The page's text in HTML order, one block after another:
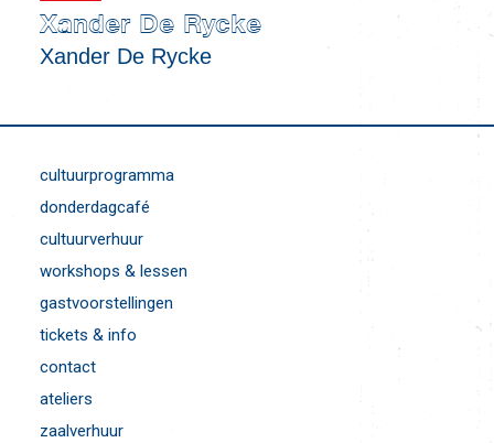
Xander De Rycke
Xander De Rycke
cultuurprogramma
donderdagcafé
cultuurverhuur
workshops & lessen
gastvoorstellingen
tickets & info
contact
ateliers
zaalverhuur